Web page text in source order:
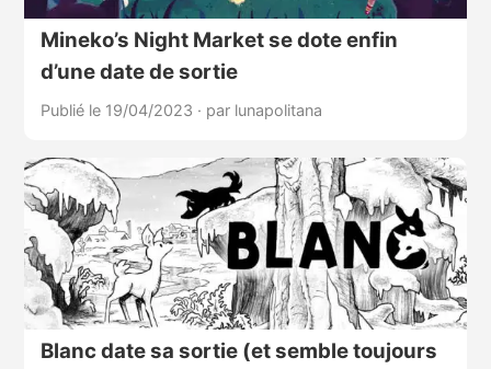
Mineko’s Night Market se dote enfin
d’une date de sortie
Publié le 19/04/2023 · par lunapolitana
Blanc date sa sortie (et semble toujours